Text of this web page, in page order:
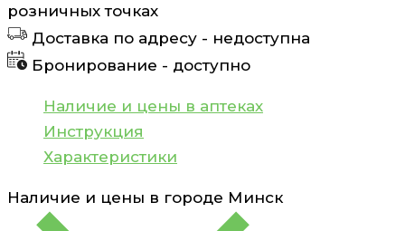
таблетки
500мг
N7
розничных точках
Доставка по адресу - недоступна
Бронирование - доступно
Наличие и цены в аптеках
Инструкция
Характеристики
Наличие и цены в городе Минск